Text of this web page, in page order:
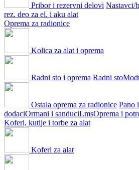
Pribor i rezervni delovi Nastavci/
rez. deo za el. i aku alat
Oprema za radionice
Kolica za alat i oprema
Radni sto i oprema Radni sto
Ostala oprema za radionice Pano
dodaciOrmani i sanduciLmsOprema i
Koferi, kutije i torbe za alat
Koferi za alat